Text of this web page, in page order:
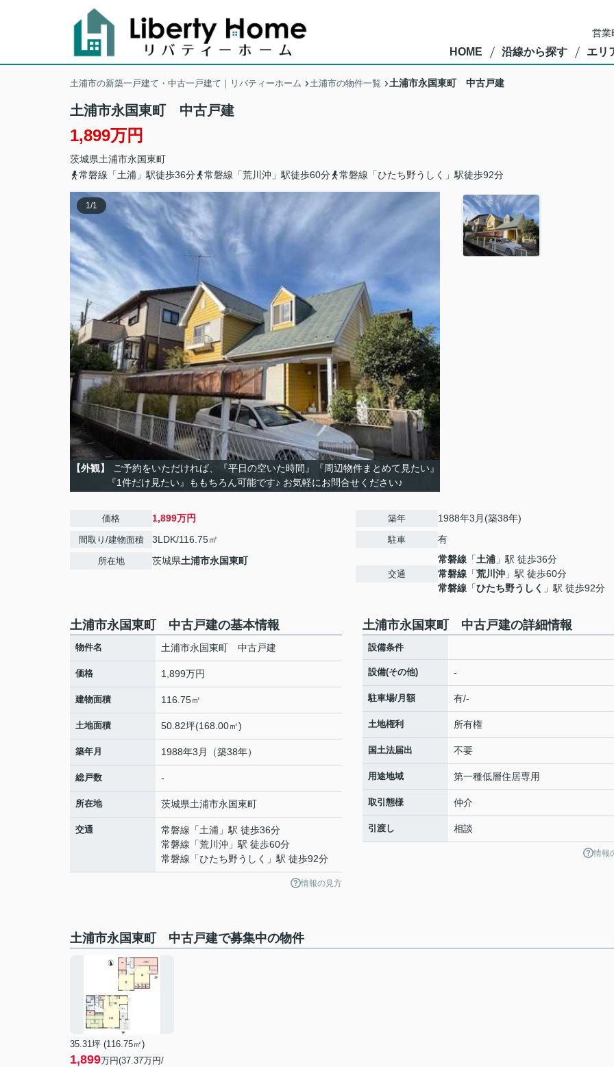
営
HOME 沿線から探す エリ
土浦市の新築一戸建て・中古一戸建て｜リバティーホーム 土浦市の物件一覧 土浦市永国東町 中古戸建
土浦市永国東町 中古戸建
1,899万円
茨城県土浦市永国東町
常磐線「土浦」駅徒歩36分
常磐線「荒川沖」駅徒歩60分 常磐線「ひたち野うしく」駅徒歩92分
1/1
【外観】
ご予約をいただければ、『平日の空いた時間』『周辺物件まとめて見たい』
『1件だけ見たい』ももちろん可能です♪ お気軽にお問合せください♪
価格 1,899万円
間取り/建物面積 3LDK/116.75㎡
所在地 茨城県土浦市永国東町
築年 1988年3月(築38年)
駐車 有
交通
常磐線 「土浦 」駅 徒歩36分
常磐線 「荒川沖 」駅 徒歩60分
常磐線 「ひたち野うしく 」駅 徒歩92分
土浦市永国東町 中古戸建の基本情報
物件名 土浦市永国東町 中古戸建
価格 1,899万円
建物面積 116.75㎡
土地面積 50.82坪(168.00㎡)
築年月 1988年3月（築38年）
総戸数 -
所在地 茨城県土浦市永国東町
交通 常磐線 「土浦 」駅 徒歩36分
常磐線 「荒川沖 」駅 徒歩60分
常磐線 「ひたち野うしく 」駅 徒歩92分
情報の見方
土浦市永国東町 中古戸建の詳細情報
設備条件
設備(その他) -
駐車場/月額 有/-
土地権利 所有権
国土法届出 不要
用途地域 第一種低層住居専用
取引態様 仲介
引渡し 相談
情報
土浦市永国東町 中古戸建で募集中の物件
35.31坪 (116.75㎡)
1,899万円(37.37万円/